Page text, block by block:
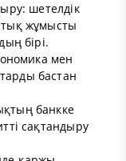
шетелдік
жұмысты
бірі.
мен
бастан
банкке
сақтандыру